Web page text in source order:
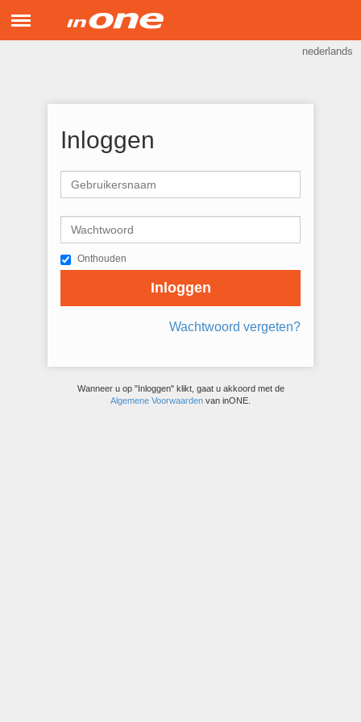
Menu
Inloggen
Onthouden
Inloggen
Wachtwoord vergeten?
Wanneer u op "Inloggen" klikt, gaat u akkoord met de
Algemene Voorwaarden van inONE.
nederlands